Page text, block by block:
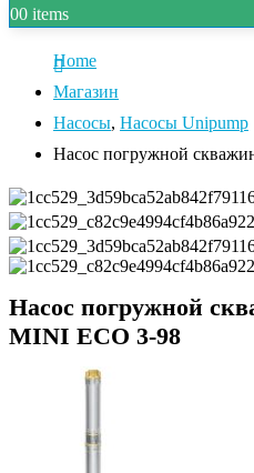
00 items
Home
Магазин
Насосы, Насосы Unipump
Насос погружной
Насос погружной
MINI ECO 3-98